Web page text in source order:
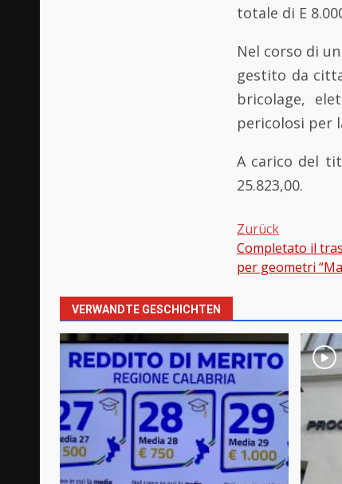
totale di E
Nel corso di
gestito da
bricolage,
pericolosi per
A carico del
25.823,00.
Zurück
Completato il
per geometri
VERWANDTE GESCHICHTEN